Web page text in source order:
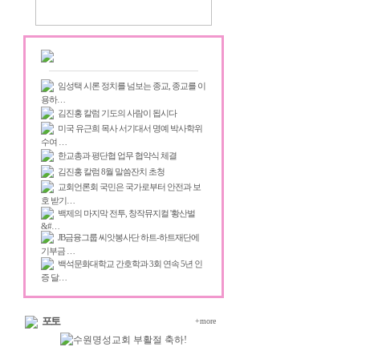
임성택 시론 정치를 넘보는 종교, 종교를 이
용하…
김진홍 칼럼 기도의 사람이 됩시다
미국 유근희 목사 서기대서 명예 박사학위
수여 …
한교총과 평단협 업무 협약식 체결
김진홍 칼럼 8월 말씀잔치 초청
교회언론회 국민은 국가로부터 안전과 보
호 받기…
백제의 마지막 전투, 창작뮤지컬 '황산벌
&#…
JB금융그룹 씨앗봉사단 하트-하트재단에
기부금 …
백석문화대학교 간호학과 3회 연속 5년 인
증 달…
포토 +more